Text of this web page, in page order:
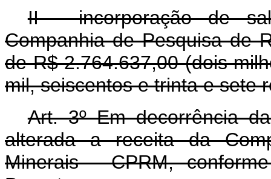
II - incorporação de
Companhia de Pesquisa de
de R$ 2.764.637,00 (dois
mil, seiscentos e trinta e sete
Art. 3º Em decorrência
alterada a receita da
Minerais - CPRM,